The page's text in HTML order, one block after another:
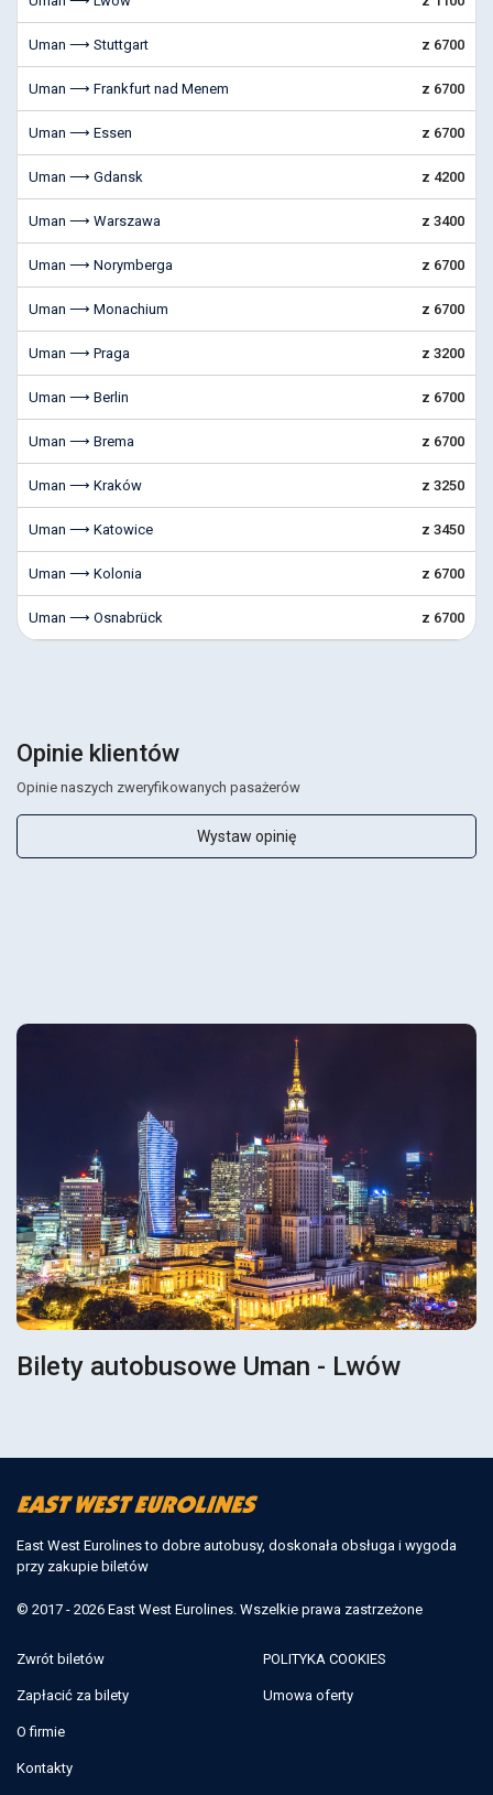
Uman ⟶ Stuttgart z 6700
Uman ⟶ Frankfurt nad Menem z 6700
Uman ⟶ Essen z 6700
Uman ⟶ Gdansk z 4200
Uman ⟶ Warszawa z 3400
Uman ⟶ Norymberga z 6700
Uman ⟶ Monachium z 6700
Uman ⟶ Praga z 3200
Uman ⟶ Berlin z 6700
Uman ⟶ Brema z 6700
Uman ⟶ Kraków z 3250
Uman ⟶ Katowice z 3450
Uman ⟶ Kolonia z 6700
Uman ⟶ Osnabrück z 6700
Opinie klientów
Opinie naszych zweryfikowanych pasażerów
Wystaw opinię
Bilety autobusowe Uman - Lwów
East West Eurolines to dobre autobusy, doskonała obsługa i wygoda
przy zakupie biletów
© 2017 - 2026 East West Eurolines. Wszelkie prawa zastrzeżone
Zwrót biletów
Zapłacić za bilety
O firmie
Kontakty
POLITYKA COOKIES
Umowa oferty